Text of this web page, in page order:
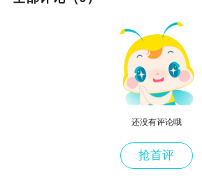
考证打印截止前通过广东人事考
技术人员职业资格考试业务办理
广东2024年高级经济师考试有关
（一）2024年版高级经济考试
考试网（www.cpta.com.cn）公
还没有评论哦
抢首评